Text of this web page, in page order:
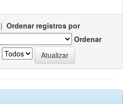
| Ordenar registros por
Ordenar